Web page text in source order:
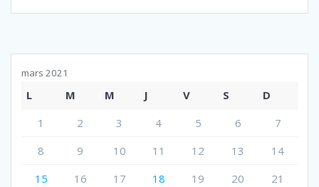
mars 2021
L M M J V S
D
1
2 3 4 5 6
7
8
9 10 11 12 13
14
15
16 17 18 19 20
21